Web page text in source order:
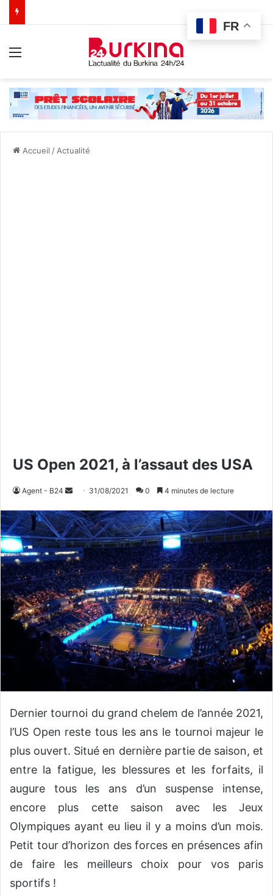
Accueil / Actualité
US Open 2021, à l’assaut des USA
Agent - B24
v
o
y
e
r
u
n
c
o
u
r
e
31/08/2021 0 4 minutes de lecture
Dernier tournoi du grand chelem de l’année 2021,
l’US Open reste tous les ans le tournoi majeur le
plus ouvert. Situé en dernière partie de saison, et
entre la fatigue, les blessures et les forfaits, il
augure tous les ans d’un suspense intense,
encore plus cette saison avec les Jeux
Olympiques ayant eu lieu il y a moins d’un mois.
Petit tour d’horizon des forces en présences afin
de faire les meilleurs choix pour vos paris
sportifs !
FR